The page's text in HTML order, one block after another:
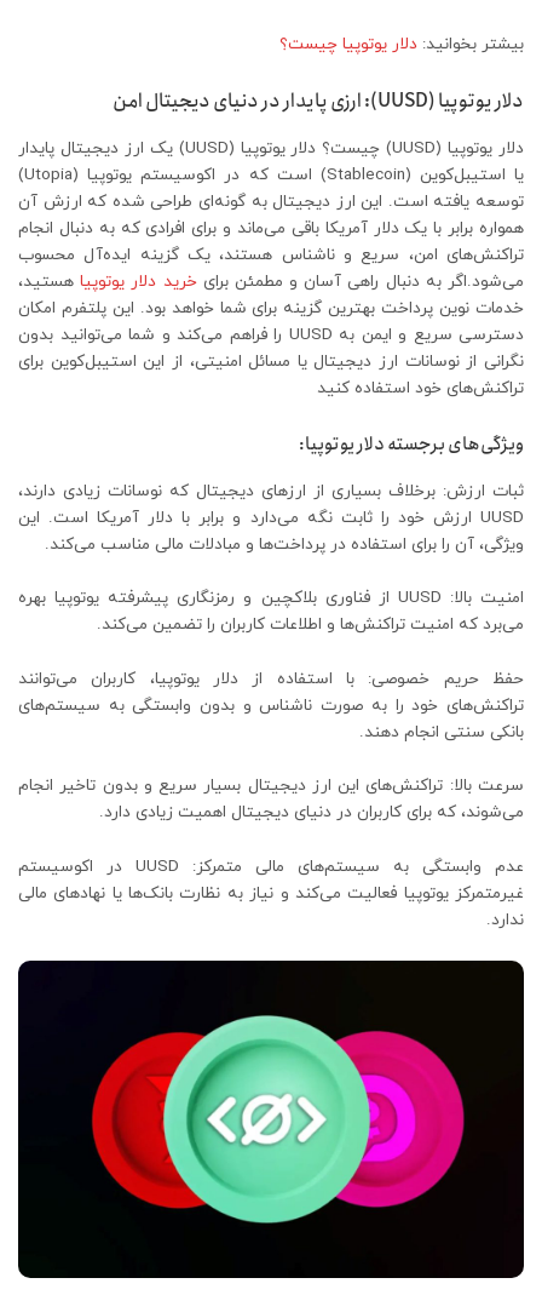
بیشتر بخوانید: دلار یوتوپیا چیست؟
دلار یوتوپیا (UUSD): ارزی پایدار در دنیای دیجیتال امن
دلار یوتوپیا (UUSD) چیست؟ دلار یوتوپیا (UUSD) یک ارز دیجیتال پایدار
یا استیبل‌کوین (Stablecoin) است که در اکوسیستم یوتوپیا (Utopia)
توسعه یافته است. این ارز دیجیتال به گونه‌ای طراحی شده که ارزش آن
همواره برابر با یک دلار آمریکا باقی می‌ماند و برای افرادی که به دنبال انجام
تراکنش‌های امن، سریع و ناشناس هستند، یک گزینه ایده‌آل محسوب
می‌شود.اگر به دنبال راهی آسان و مطمئن برایخرید دلار یوتوپیاهستید،
خدمات نوین پرداخت بهترین گزینه برای شما خواهد بود. این پلتفرم امکان
دسترسی سریع و ایمن به UUSD را فراهم می‌کند و شما می‌توانید بدون
نگرانی از نوسانات ارز دیجیتال یا مسائل امنیتی، از این استیبل‌کوین برای
تراکنش‌های خود استفاده کنید
ویژگی‌های برجسته دلار یوتوپیا:
ثبات ارزش: برخلاف بسیاری از ارزهای دیجیتال که نوسانات زیادی دارند،
UUSD ارزش خود را ثابت نگه می‌دارد و برابر با دلار آمریکا است. این
ویژگی، آن را برای استفاده در پرداخت‌ها و مبادلات مالی مناسب می‌کند.
امنیت بالا: UUSD از فناوری بلاکچین و رمزنگاری پیشرفته یوتوپیا بهره
می‌برد که امنیت تراکنش‌ها و اطلاعات کاربران را تضمین می‌کند.
حفظ حریم خصوصی: با استفاده از دلار یوتوپیا، کاربران می‌توانند
تراکنش‌های خود را به صورت ناشناس و بدون وابستگی به سیستم‌های
بانکی سنتی انجام دهند.
سرعت بالا: تراکنش‌های این ارز دیجیتال بسیار سریع و بدون تاخیر انجام
می‌شوند، که برای کاربران در دنیای دیجیتال اهمیت زیادی دارد.
عدم وابستگی به سیستم‌های مالی متمرکز: UUSD در اکوسیستم
غیرمتمرکز یوتوپیا فعالیت می‌کند و نیاز به نظارت بانک‌ها یا نهادهای مالی
ندارد.